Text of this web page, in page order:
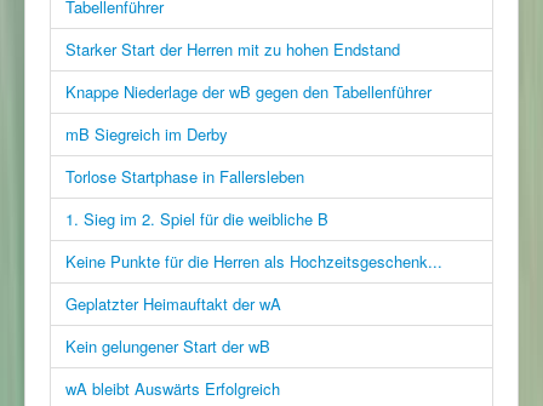
Tabellenführer
Starker Start der Herren mit zu hohen Endstand
Knappe Niederlage der wB gegen den Tabellenführer
mB Siegreich im Derby
Torlose Startphase in Fallersleben
1. Sieg im 2. Spiel für die weibliche B
Keine Punkte für die Herren als Hochzeitsgeschenk...
Geplatzter Heimauftakt der wA
Kein gelungener Start der wB
wA bleibt Auswärts Erfolgreich